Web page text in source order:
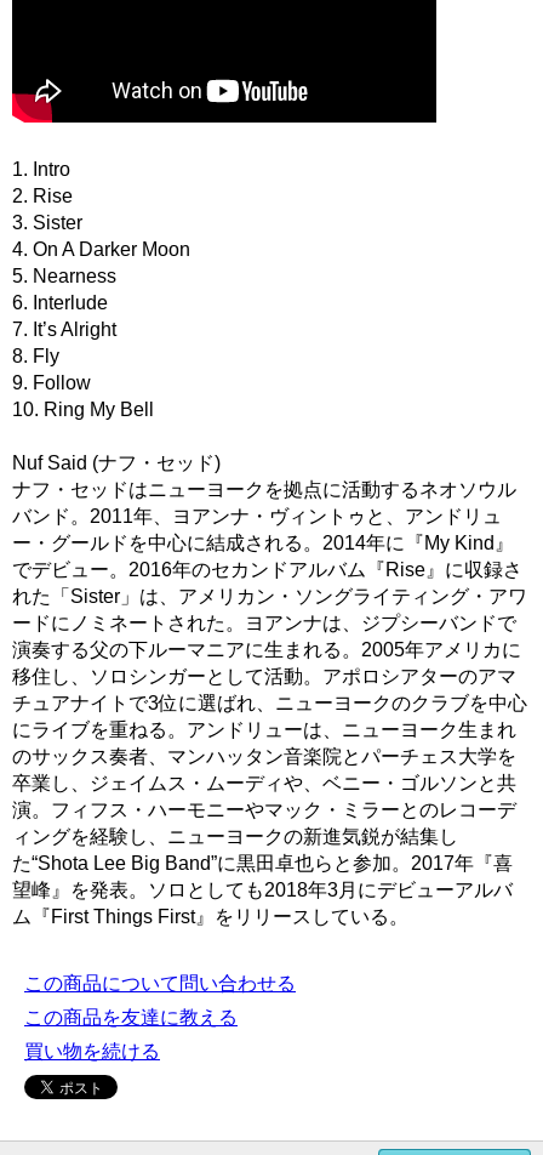
1. Intro
2. Rise
3. Sister
4. On A Darker Moon
5. Nearness
6. Interlude
7. It’s Alright
8. Fly
9. Follow
10. Ring My Bell
Nuf Said (ナフ・セッド)
ナフ・セッドはニューヨークを拠点に活動するネオソウル
バンド。2011年、ヨアンナ・ヴィントゥと、アンドリュ
ー・グールドを中心に結成される。2014年に『My Kind』
でデビュー。2016年のセカンドアルバム『Rise』に収録さ
れた「Sister」は、アメリカン・ソングライティング・アワ
ードにノミネートされた。ヨアンナは、ジプシーバンドで
演奏する父の下ルーマニアに生まれる。2005年アメリカに
移住し、ソロシンガーとして活動。アポロシアターのアマ
チュアナイトで3位に選ばれ、ニューヨークのクラブを中心
にライブを重ねる。アンドリューは、ニューヨーク生まれ
のサックス奏者、マンハッタン音楽院とパーチェス大学を
卒業し、ジェイムス・ムーディや、ベニー・ゴルソンと共
演。フィフス・ハーモニーやマック・ミラーとのレコーデ
ィングを経験し、ニューヨークの新進気鋭が結集し
た“Shota Lee Big Band”に黒田卓也らと参加。2017年『喜
望峰』を発表。ソロとしても2018年3月にデビューアルバ
ム『First Things First』をリリースしている。
この商品について問い合わせる
この商品を友達に教える
買い物を続ける